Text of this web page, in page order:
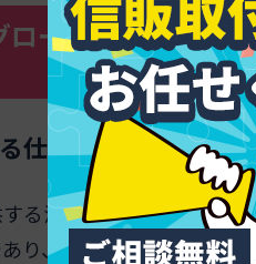
ーン導入と審査
仕組みを徹底解剖
る決済で、導入時は加盟
り、審査なしでの提供は